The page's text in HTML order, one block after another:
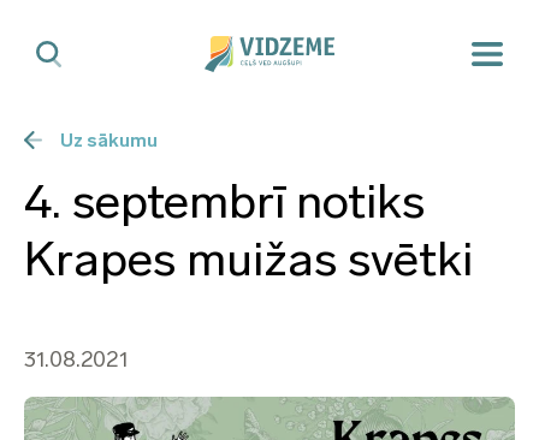
Uz sākumu
4. septembrī notiks
Krapes muižas svētki
31.08.2021